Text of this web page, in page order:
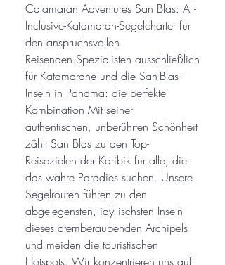
Catamaran Adventures San Blas: All-
Inclusive-Katamaran-Segelcharter für
den anspruchsvollen
Reisenden.Spezialisten ausschließlich
für Katamarane und die San-Blas-
Inseln in Panama: die perfekte
Kombination.Mit seiner
authentischen, unberührten Schönheit
zählt San Blas zu den Top-
Reisezielen der Karibik für alle, die
das wahre Paradies suchen. Unsere
Segelrouten führen zu den
abgelegensten, idyllischsten Inseln
dieses atemberaubenden Archipels
und meiden die touristischen
Hotspots. Wir konzentrieren uns auf